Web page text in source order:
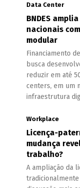
Data Center
BNDES
nacionais
modular
Financiamento
busca
reduzir em até
centers, em um
infraestrutura
Workplace
Licença-
mudança
trabalho?
A ampliação da